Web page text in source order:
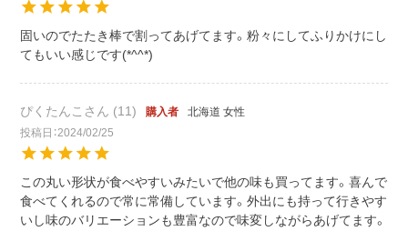
固いのでたたき棒で割ってあげてます。粉々にしてふりかけにし
てもいい感じです(*^^*)
ぴくたんこ 11 購入者 北海道 女性
投稿日 2024/02/25
この丸い形状が食べやすいみたいで他の味も買ってます。喜んで
食べてくれるので常に常備しています。外出にも持って行きやす
いし味のバリエーションも豊富なので味変しながらあげてます。